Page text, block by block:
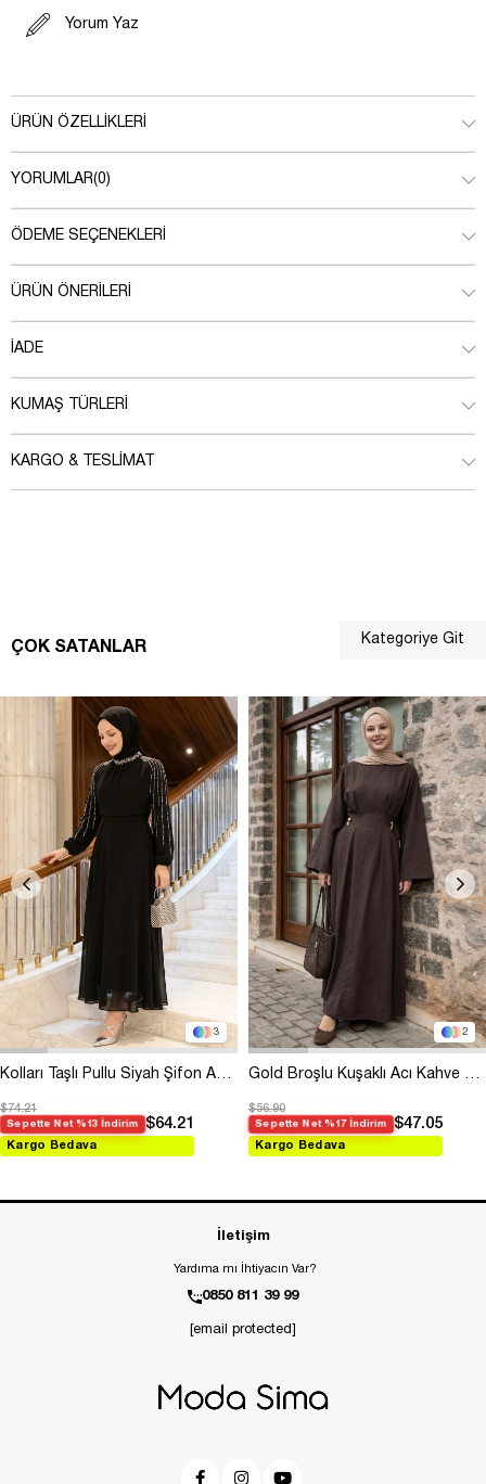
Yorum Yaz
ÜRÜN ÖZELLIKLERI
YORUMLAR(0)
ÖDEME SEÇENEKLERI
ÜRÜN ÖNERILERI
İADE
KUMAŞ TÜRLERI
KARGO & TESLIMAT
ÇOK SATANLAR
3
Kolları Taşlı Pullu Siyah Şifon Abiye
$74.21
Sepette Net %13 İndirim $64.21
Kargo Bedava
2
Gold Broşlu Kuşaklı Acı Kahve Modal Elbise
$56.90
Sepette Net %17 İndirim $47.05
Kargo Bedava
Kategoriye Git
İletişim
Yardıma mı İhtiyacın Var?
0850 811 39 99
[email protected]